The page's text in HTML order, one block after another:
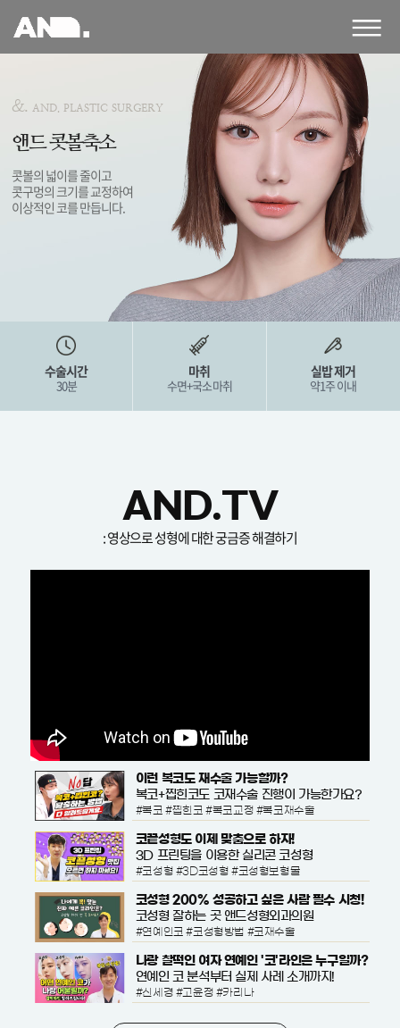
앤
드
외
의
&. AND. PLASTIC SURGERY
앤드 콧볼축소
콧볼의 넓이를 줄이고
콧구멍의 크기를 교정하여
이상적인 코를 만듭니다.
수술시간
30분
마취
수면+국소마취
실밥 제거
약1주 이내
AND.TV
: 영상으로 성형에 대한 궁금증 해결하기
이런 복코도 재수술 가능할까?
복코+찝힌코도 코재수술 진행이 가능한가요?
#복코 #찝힌코 #복코교정 #복코재수술
코끝성형도 이제 맞춤으로 하자!
3D 프린팅을 이용한 실리콘 코성형
#코성형 #3D코성형 #코성형보형물
코성형 200% 성공하고 싶은 사람 필수 시청!
코성형 잘하는 곳 앤드성형외과의원
#연예인코 #코성형방법 #코재수술
나랑 찰떡인 여자 연예인 '코'라인은 누구일까?
연예인 코 분석부터 실제 사례 소개까지!
#신세경 #고윤정 #카리나